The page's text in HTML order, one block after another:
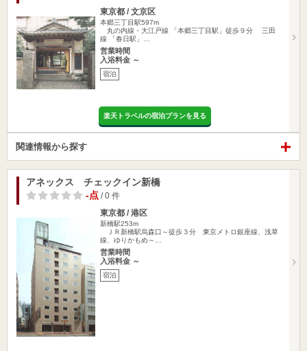
東京都 / 文京区
本郷三丁目駅597m
丸の内線・大江戸線 「本郷三丁目駅」徒歩９分 三田
線 「春日駅」…
営業時間
入浴料金 ～
宿泊
楽天トラベルの宿泊プランを見る
関連情報から探す
アネックス チェックイン新橋
-点 / 0 件
東京都 / 港区
新橋駅253m
ＪＲ新橋駅烏森口～徒歩３分 東京メトロ銀座線、浅草
線、ゆりかもめ～…
営業時間
入浴料金 ～
宿泊